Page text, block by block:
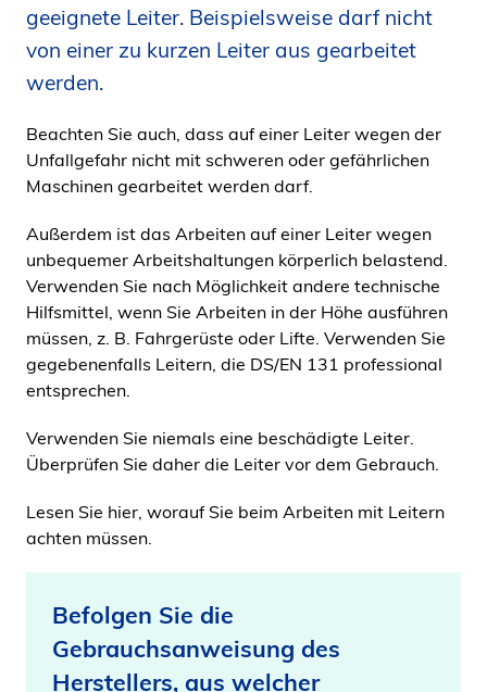
s
d
e
geeignete Leiter. Beispielsweise darf nicht
von einer zu kurzen Leiter aus gearbeitet
werden.
Beachten Sie auch, dass auf einer Leiter wegen der
Unfallgefahr nicht mit schweren oder gefährlichen
Maschinen gearbeitet werden darf.
Außerdem ist das Arbeiten auf einer Leiter wegen
unbequemer Arbeitshaltungen körperlich belastend.
Verwenden Sie nach Möglichkeit andere technische
Hilfsmittel, wenn Sie Arbeiten in der Höhe ausführen
müssen, z. B. Fahrgerüste oder Lifte. Verwenden Sie
gegebenenfalls Leitern, die DS/EN 131 professional
entsprechen.
Verwenden Sie niemals eine beschädigte Leiter.
Überprüfen Sie daher die Leiter vor dem Gebrauch.
Lesen Sie hier, worauf Sie beim Arbeiten mit Leitern
achten müssen.
Befolgen Sie die
Gebrauchsanweisung des
Herstellers, aus welcher